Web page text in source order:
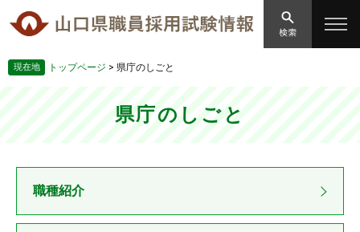
ー
の
先
ニ
ー
を
現在地 トップページ > 県庁のしごと
県庁のしごと
職種紹介